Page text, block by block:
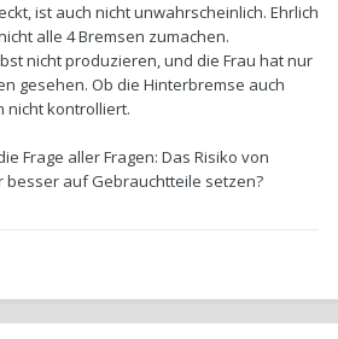
ist auch nicht unwahrscheinlich. Ehrlich
alle 4 Bremsen zumachen.
nicht produzieren, und die Frau hat nur
gesehen. Ob die Hinterbremse auch
nicht kontrolliert.
Frage aller Fragen: Das Risiko von
besser auf Gebrauchtteile setzen?